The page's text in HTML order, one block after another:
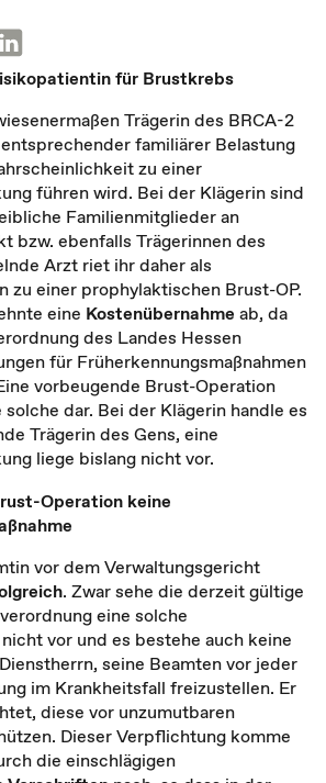
für Brustkrebs
Trägerin des BRCA-2
familiärer Belastung
zu einer
führen wird. Bei der Klägerin sind
Familienmitglieder an
bzw. ebenfalls Trägerinnen des
Arzt riet ihr daher als
zu einer prophylaktischen Brust-OP.
eine Kostenübernahme ab, da
des Landes Hessen
für Früherkennungsmaßnahmen
vorbeugende Brust-Operation
dar. Bei der Klägerin handle es
Trägerin des Gens, eine
liege bislang nicht vor.
Operation keine
vor dem Verwaltungsgericht
. Zwar sehe die derzeit gültige
eine solche
vor und es bestehe auch keine
seine Beamten vor jeder
im Krankheitsfall freizustellen. Er
diese vor unzumutbaren
Dieser Verpflichtung komme
die einschlägigen